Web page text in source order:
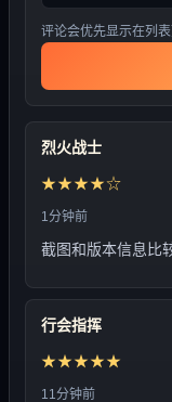
评论会优先显示在列
烈火战士
★★★★☆
1分钟前
截图和版本信息比
行会指挥
★★★★★
11分钟前